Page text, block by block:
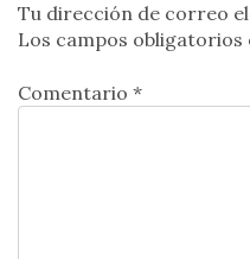
Tu dirección de correo
Los campos
Comentario *